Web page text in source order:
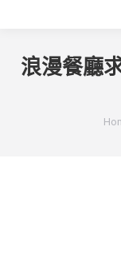
浪漫餐廳